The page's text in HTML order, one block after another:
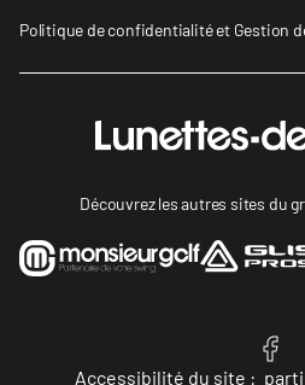
Politique de confidentialité et Gestion
Découvrez les autres sites du
Accessibilité du site :